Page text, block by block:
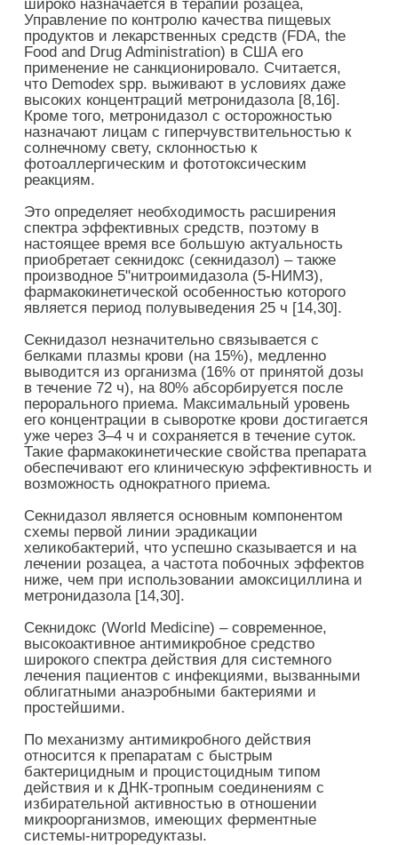
широко назначается в терапии розацеа,
Управление по контролю качества пищевых
продуктов и лекарственных средств (FDA, the
Food and Drug Administration) в США его
применение не санкционировало. Считается,
что Demodex spp. выживают в условиях даже
высоких концентраций метронидазола [8,16].
Кроме того, метронидазол с осторожностью
назначают лицам с гиперчувствительностью к
солнечному свету, склонностью к
фотоаллергическим и фототоксическим
реакциям.
Это определяет необходимость расширения
спектра эффективных средств, поэтому в
настоящее время все большую актуальность
приобретает секнидокс (секнидазол) – также
производное 5"нитроимидазола (5-НИМЗ),
фармакокинетической особенностью которого
является период полувыведения 25 ч [14,30].
Секнидазол незначительно связывается с
белками плазмы крови (на 15%), медленно
выводится из организма (16% от принятой дозы
в течение 72 ч), на 80% абсорбируется после
перорального приема. Максимальный уровень
его концентрации в сыворотке крови достигается
уже через 3–4 ч и сохраняется в течение суток.
Такие фармакокинетические свойства препарата
обеспечивают его клиническую эффективность и
возможность однократного приема.
Секнидазол является основным компонентом
схемы первой линии эрадикации
хеликобактерий, что успешно сказывается и на
лечении розацеа, а частота побочных эффектов
ниже, чем при использовании амоксициллина и
метронидазола [14,30].
Секнидокс (World Medicine) – современное,
высокоактивное антимикробное средство
широкого спектра действия для системного
лечения пациентов с инфекциями, вызванными
облигатными анаэробными бактериями и
простейшими.
По механизму антимикробного действия
относится к препаратам с быстрым
бактерицидным и процистоцидным типом
действия и к ДНК-тропным соединениям с
избирательной активностью в отношении
микроорганизмов, имеющих ферментные
системы-нитроредуктазы.